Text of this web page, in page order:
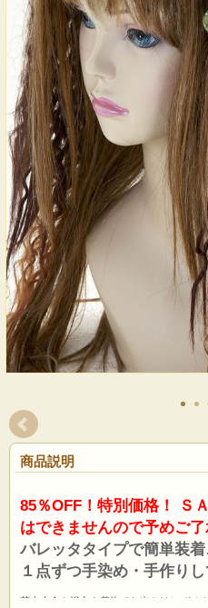
商品説明
85％OFF！特別価格！ Ｓ
はできませんので予めご了
バレッタタイプで簡単装着
１点ずつ手染め・手作りし
花火大会や浴衣や着物でお出かけにぜひ